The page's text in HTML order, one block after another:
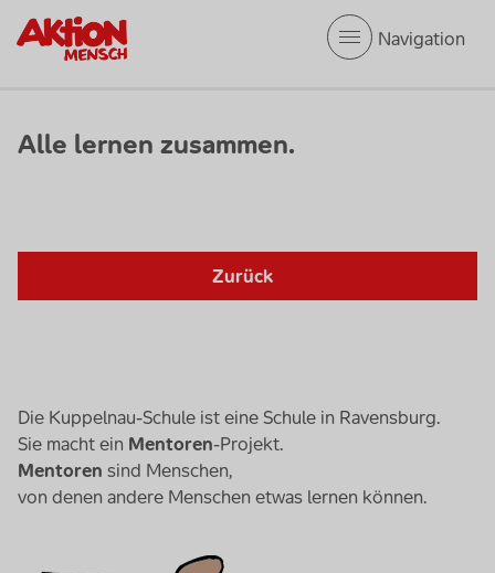
Mobile
Alle lernen zusammen.
Zurück
Die Kuppelnau-Schule ist eine Schule in Ravensburg.
Sie macht ein Mentoren-Projekt.
Mentoren sind Menschen,
von denen andere Menschen etwas lernen können.